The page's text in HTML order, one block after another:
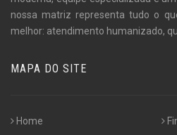
nossa matriz representa tudo o
melhor: atendimento humanizado,
MAPA DO SITE
Home